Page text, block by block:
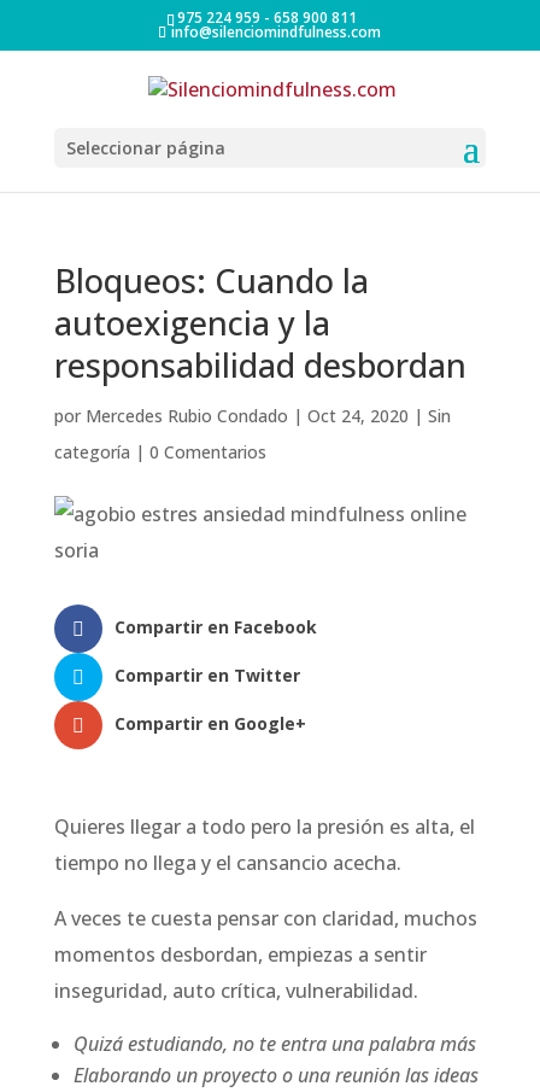
975 224 959 - 658 900 811
info@silenciomindfulness.com
Seleccionar página
Bloqueos: Cuando la
autoexigencia y la
responsabilidad desbordan
por Mercedes Rubio Condado | Oct 24, 2020 | Sin
categoría | 0 Comentarios
Compartir en Facebook
Compartir en Twitter
Compartir en Google+
Quieres llegar a todo pero la presión es alta, el
tiempo no llega y el cansancio acecha.
A veces te cuesta pensar con claridad, muchos
momentos desbordan, empiezas a sentir
inseguridad, auto crítica, vulnerabilidad.
Quizá estudiando, no te entra una palabra más
Elaborando un proyecto o una reunión las ideas